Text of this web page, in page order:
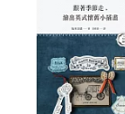
Antoine
Charles
中國宇航出
化學工業出
電子書 (可複
適合手機平